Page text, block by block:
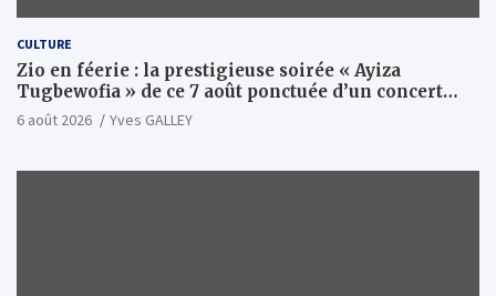
CULTURE
Zio en féerie : la prestigieuse soirée « Ayiza
Tugbewofia » de ce 7 août ponctuée d’un concert
XXL d’anthologie
6 août 2026 Yves GALLEY